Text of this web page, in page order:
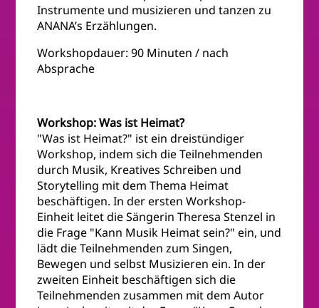
Instrumente und musizieren und tanzen zu
ANANA’s Erzählungen.
Workshopdauer: 90 Minuten / nach
Absprache
Workshop: Was ist Heimat?
"Was ist Heimat?" ist ein dreistündiger
Workshop, indem sich die Teilnehmenden
durch Musik, Kreatives Schreiben und
Storytelling mit dem Thema Heimat
beschäftigen. In der ersten Workshop-
Einheit leitet die Sängerin Theresa Stenzel in
die Frage "Kann Musik Heimat sein?" ein, und
lädt die Teilnehmenden zum Singen,
Bewegen und selbst Musizieren ein. In der
zweiten Einheit beschäftigen sich die
Teilnehmenden zusammen mit dem Autor